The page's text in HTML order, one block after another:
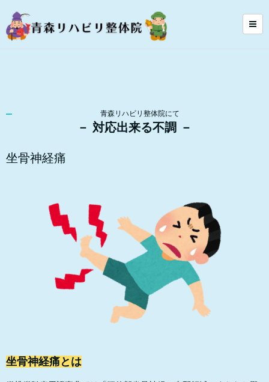
青森リハビリ整体院にて
－ 対応出来る不調 －
坐骨神経痛
坐骨神経痛とは